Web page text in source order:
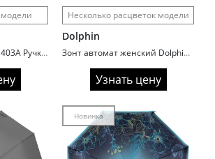
Зонт синий Classica 403A Ручка карабин
Несколько расцветок модели
Dolphin
Зонт автомат женский Dolphin 382 Fantasy
Узнать цену
Новинка